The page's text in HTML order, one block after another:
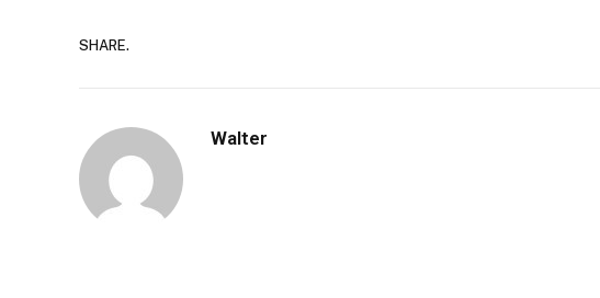
SHARE.
Walter